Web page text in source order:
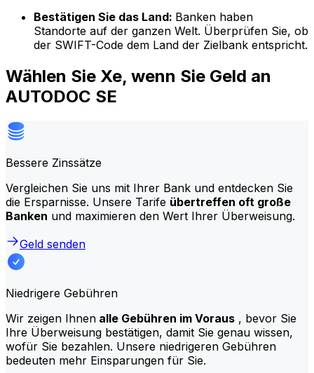
Bestätigen Sie das Land: Banken haben
Standorte auf der ganzen Welt. Überprüfen Sie, ob
der SWIFT-Code dem Land der Zielbank entspricht.
Wählen Sie Xe, wenn Sie Geld an
AUTODOC SE
Bessere Zinssätze
Vergleichen Sie uns mit Ihrer Bank und entdecken Sie
die Ersparnisse. Unsere Tarife übertreffen oft große
Banken und maximieren den Wert Ihrer Überweisung.
Geld senden
Niedrigere Gebühren
Wir zeigen Ihnen alle Gebühren im Voraus , bevor Sie
Ihre Überweisung bestätigen, damit Sie genau wissen,
wofür Sie bezahlen. Unsere niedrigeren Gebühren
bedeuten mehr Einsparungen für Sie.